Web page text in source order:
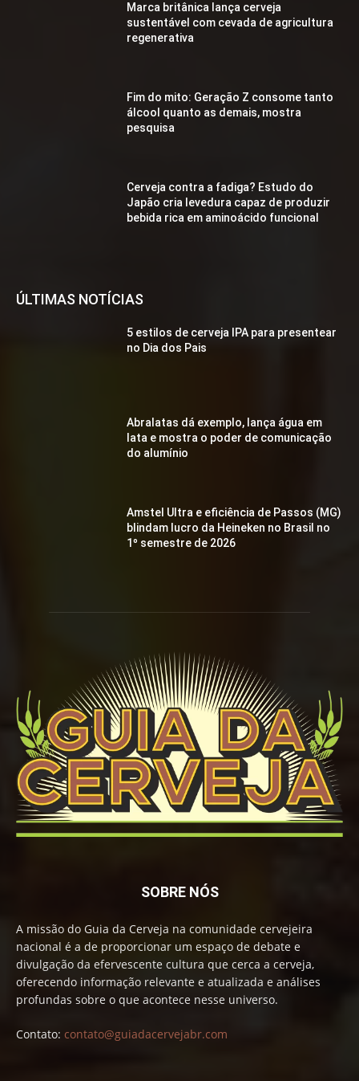
Marca britânica lança cerveja
sustentável com cevada de agricultura
regenerativa
Fim do mito: Geração Z consome tanto
álcool quanto as demais, mostra
pesquisa
Cerveja contra a fadiga? Estudo do
Japão cria levedura capaz de produzir
bebida rica em aminoácido funcional
ÚLTIMAS NOTÍCIAS
5 estilos de cerveja IPA para presentear
no Dia dos Pais
Abralatas dá exemplo, lança água em
lata e mostra o poder de comunicação
do alumínio
Amstel Ultra e eficiência de Passos (MG)
blindam lucro da Heineken no Brasil no
1º semestre de 2026
SOBRE NÓS
A missão do Guia da Cerveja na comunidade cervejeira
nacional é a de proporcionar um espaço de debate e
divulgação da efervescente cultura que cerca a cerveja,
oferecendo informação relevante e atualizada e análises
profundas sobre o que acontece nesse universo.
Contato: contato@guiadacervejabr.com